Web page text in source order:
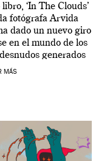
‘In The Clouds’
fotógrafa Arvida
dado un nuevo giro
en el mundo de los
generados
MÁS